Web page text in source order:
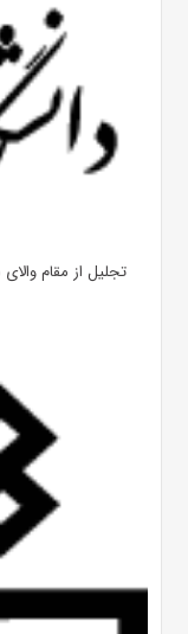
تجلیل از مقام